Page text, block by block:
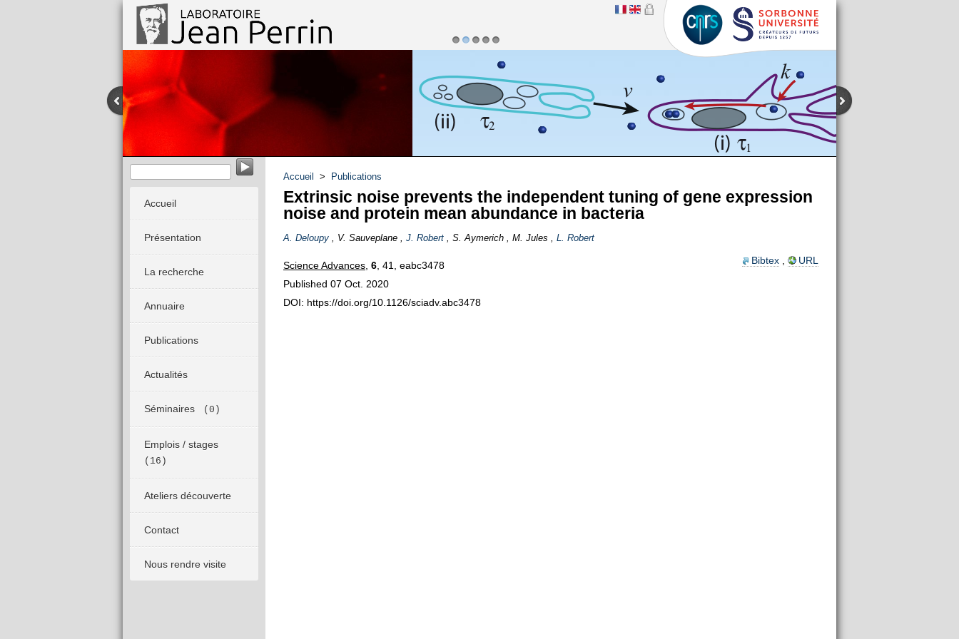
1 2 3 4 5
Accueil
Présentation
La recherche
Annuaire
Publications
Actualités
Séminaires (0)
Emplois / stages
(16)
Ateliers découverte
Contact
Nous rendre visite
Accueil > Publications
Extrinsic noise prevents the independent tuning of gene expression
noise and protein mean abundance in bacteria
A. Deloupy , V. Sauveplane , J. Robert , S. Aymerich , M. Jules , L. Robert
Bibtex URL
Science Advances 6 , 41, eabc3478
Published 07 Oct. 2020
DOI: https://doi.org/10.1126/sciadv.abc3478